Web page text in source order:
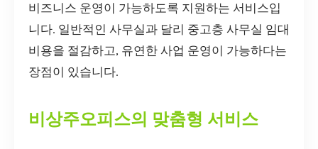
비즈니스 운영이 가능하도록 지원하는 서비스입
니다. 일반적인 사무실과 달리 중고층 사무실 임대
비용을 절감하고, 유연한 사업 운영이 가능하다는
장점이 있습니다.
비상주오피스의 맞춤형 서비스